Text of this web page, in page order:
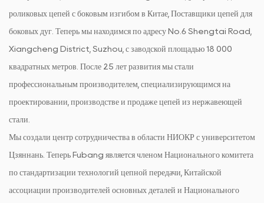
роликовых цепей с боковым изгибом в Китае Поставщики цепей для
боковых дуг . Теперь мы находимся по адресу No.6 Shengtai Road,
Xiangcheng District, Suzhou, с заводской площадью 18 000
квадратных метров. После 25 лет развития мы стали
профессиональным производителем, специализирующимся на
проектировании, производстве и продаже цепей из нержавеющей
стали.
Мы создали центр сотрудничества в области НИОКР с университетом
Цзяннань. Теперь Fubang является членом Национального комитета
по стандартизации технологий цепной передачи, Китайской
ассоциации производителей основных деталей и Национального